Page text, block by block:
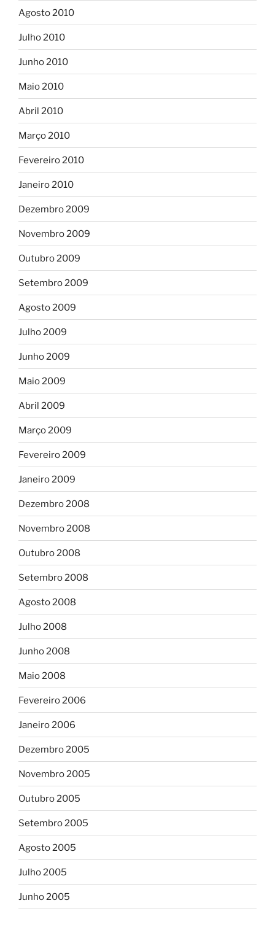
Agosto 2010
Julho 2010
Junho 2010
Maio 2010
Abril 2010
Março 2010
Fevereiro 2010
Janeiro 2010
Dezembro 2009
Novembro 2009
Outubro 2009
Setembro 2009
Agosto 2009
Julho 2009
Junho 2009
Maio 2009
Abril 2009
Março 2009
Fevereiro 2009
Janeiro 2009
Dezembro 2008
Novembro 2008
Outubro 2008
Setembro 2008
Agosto 2008
Julho 2008
Junho 2008
Maio 2008
Fevereiro 2006
Janeiro 2006
Dezembro 2005
Novembro 2005
Outubro 2005
Setembro 2005
Agosto 2005
Julho 2005
Junho 2005